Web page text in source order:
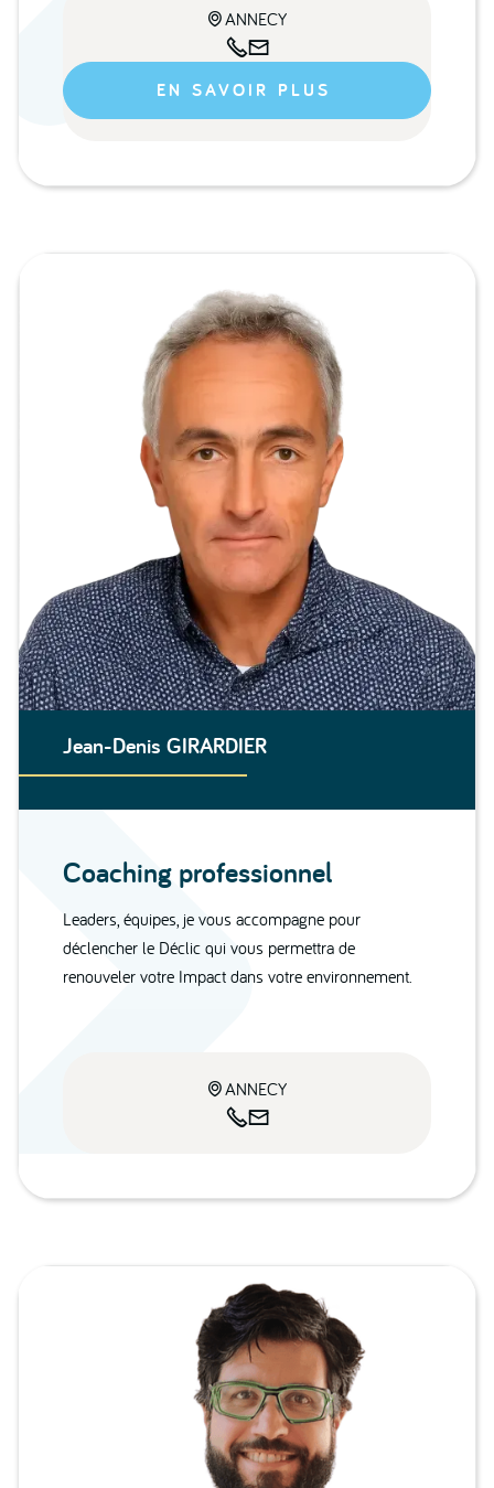
ANNECY

EN SAVOIR PLUS
Jean-Denis GIRARDIER
Coaching professionnel
Leaders, équipes, je vous accompagne pour
déclencher le Déclic qui vous permettra de
renouveler votre Impact dans votre environnement.
ANNECY
